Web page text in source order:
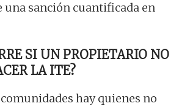
una sanción cuantificada en
SI UN PROPIETARIO NO
LA ITE?
hay quienes no